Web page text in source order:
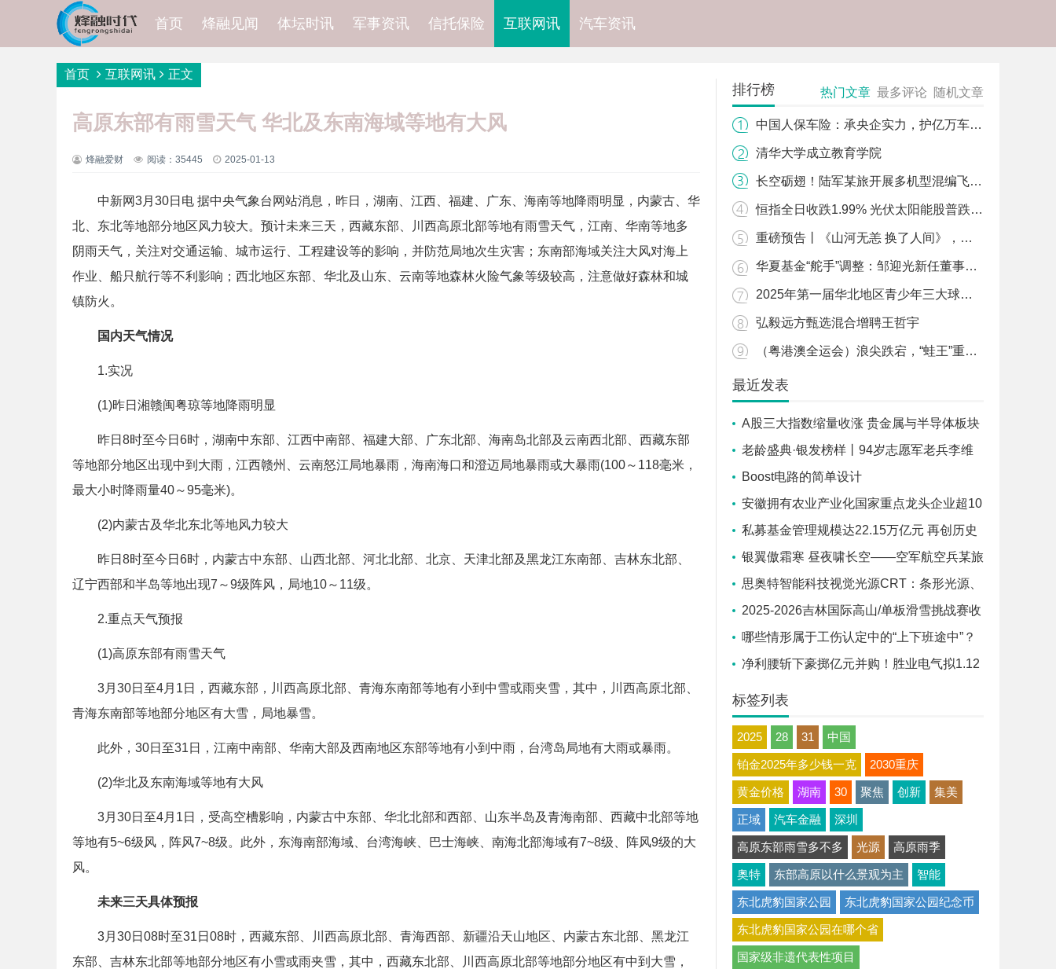
首页 烽融见闻 体坛时讯 军事资讯 信托保险 互联网讯 汽车资讯
首页 互联网讯 正文
高原东部有雨雪天气 华北及东南海域等地有大风
烽融爱财 阅读：35445 2025-01-13
中新网3月30日电 据中央气象台网站消息，昨日，湖南、江西、福建、广东、海南等地降雨明显，内蒙古、华
北、东北等地部分地区风力较大。预计未来三天，西藏东部、川西高原北部等地有雨雪天气，江南、华南等地多
阴雨天气，关注对交通运输、城市运行、工程建设等的影响，并防范局地次生灾害；东南部海域关注大风对海上
作业、船只航行等不利影响；西北地区东部、华北及山东、云南等地森林火险气象等级较高，注意做好森林和城
镇防火。
国内天气情况
1.实况
(1)昨日湘赣闽粤琼等地降雨明显
昨日8时至今日6时，湖南中东部、江西中南部、福建大部、广东北部、海南岛北部及云南西北部、西藏东部
等地部分地区出现中到大雨，江西赣州、云南怒江局地暴雨，海南海口和澄迈局地暴雨或大暴雨(100～118毫米，
最大小时降雨量40～95毫米)。
(2)内蒙古及华北东北等地风力较大
昨日8时至今日6时，内蒙古中东部、山西北部、河北北部、北京、天津北部及黑龙江东南部、吉林东北部、
辽宁西部和半岛等地出现7～9级阵风，局地10～11级。
2.重点天气预报
(1)高原东部有雨雪天气
3月30日至4月1日，西藏东部，川西高原北部、青海东南部等地有小到中雪或雨夹雪，其中，川西高原北部、
青海东南部等地部分地区有大雪，局地暴雪。
此外，30日至31日，江南中南部、华南大部及西南地区东部等地有小到中雨，台湾岛局地有大雨或暴雨。
(2)华北及东南海域等地有大风
3月30日至4月1日，受高空槽影响，内蒙古中东部、华北北部和西部、山东半岛及青海南部、西藏中北部等地
等地有5~6级风，阵风7~8级。此外，东海南部海域、台湾海峡、巴士海峡、南海北部海域有7~8级、阵风9级的大
风。
未来三天具体预报
3月30日08时至31日08时，西藏东部、川西高原北部、青海西部、新疆沿天山地区、内蒙古东北部、黑龙江
东部、吉林东北部等地部分地区有小雪或雨夹雪，其中，西藏东北部、川西高原北部等地部分地区有中到大雪，
排行榜 热门文章 最多评论 随机文章
中国人保车险：承央企实力，护亿万车主平安驰骋！
清华大学成立教育学院
长空砺翅！陆军某旅开展多机型混编飞行训练
恒指全日收跌1.99% 光伏太阳能股普跌 协鑫新能源(00451)挫5.62%
重磅预告丨《山河无恙 换了人间》，记者带您同一视角寻访抗战老照片拍摄地！
华夏基金“舵手”调整：邹迎光新任董事长，李一梅任副董事长
2025年第一届华北地区青少年三大球联赛（足球）顺利闭幕2025年第一届华北地区青少年三大球联赛（足球）顺利闭幕
弘毅远方甄选混合增聘王哲宇
（粤港澳全运会）浪尖跌宕，“蛙王”重生（粤港澳全运会）浪尖跌宕，“蛙王”重生
最近发表
A股三大指数缩量收涨 贵金属与半导体板块
领涨
老龄盛典·银发榜样丨94岁志愿军老兵李维
波：“我不是讲课，是传承英雄事迹”
Boost电路的简单设计
安徽拥有农业产业化国家重点龙头企业超10
0家私募基金管理规模达22.15万亿元 再创历史
新高
银翼傲霜寒 昼夜啸长空——空军航空兵某旅
多课目飞行训 练影像
思奥特智能科技视觉光源CRT：条形光源、
方形光源，精选源头工厂技术解析
2025-2026吉林国际高山/单板滑雪挑战赛收
官哪些情形属于工伤认定中的“上下班途中”？
人社部解答,哪些情形属于工伤认定中的“上下
班途中”？人社部解答
净利腰斩下豪掷亿元并购！胜业电气拟1.12
亿元控股核心供应商，全产业链能否救主？
标签列表
2025 28 31 中国
铂金2025年多少钱一克 2030重庆
黄金价格 湖南 30 聚焦 创新 集美
正域 汽车金融 深圳
高原东部雨雪多不多 光源 高原雨季
奥特 东部高原以什么景观为主 智能
东北虎豹国家公园 东北虎豹国家公园纪念币
东北虎豹国家公园在哪个省
国家级非遗代表性项目